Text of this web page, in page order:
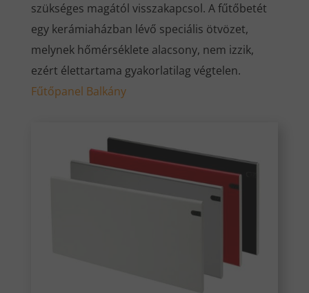
szükséges magától visszakapcsol. A fűtőbetét
egy kerámiaházban lévő speciális ötvözet,
melynek hőmérséklete alacsony, nem izzik,
ezért élettartama gyakorlatilag végtelen.
Fűtőpanel Balkány